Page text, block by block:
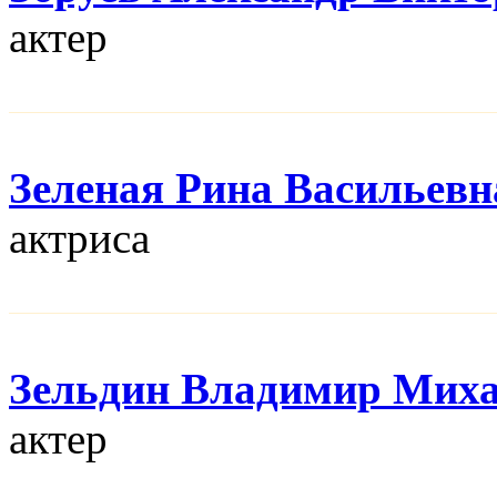
актер
Зеленая Рина
актриса
Зельдин Владимир
актер